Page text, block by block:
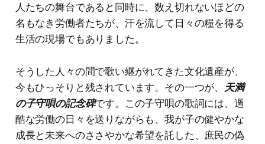
人たちの舞台であると同時に、数え切れないほどの
名もなき労働者たちが、汗を流して日々の糧を得る
生活の現場でもありました。
そうした人々の間で歌い継がれてきた文化遺産が、
今もひっそりと残されています。その一つが、 天満
の子守唄の記念碑です。この子守唄の歌詞には、過
酷な労働の日々を送りながらも、我が子の健やかな
成長と未来へのささやかな希望を託した、庶民の偽